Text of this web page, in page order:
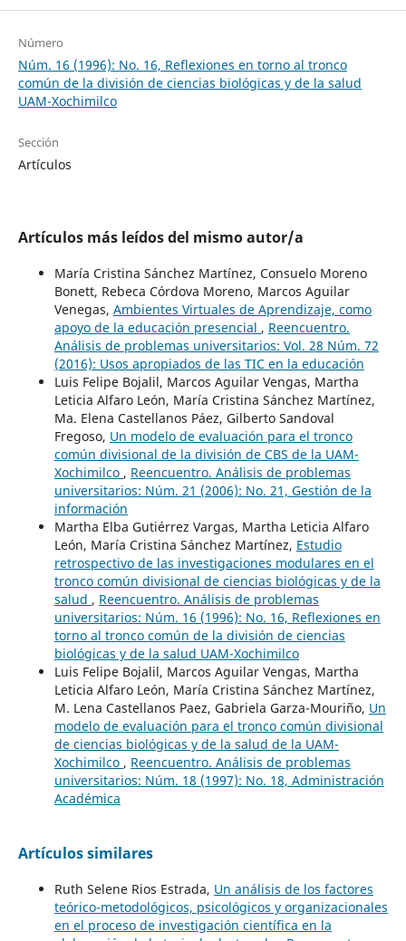
Número
Núm. 16 (1996): No. 16, Reflexiones en torno al tronco
común de la división de ciencias biológicas y de la salud
UAM-Xochimilco
Sección
Artículos
Artículos más leídos del mismo autor/a
María Cristina Sánchez Martínez, Consuelo Moreno
Bonett, Rebeca Córdova Moreno, Marcos Aguilar
Venegas, Ambientes Virtuales de Aprendizaje, como
apoyo de la educación presencial , Reencuentro.
Análisis de problemas universitarios: Vol. 28 Núm. 72
(2016): Usos apropiados de las TIC en la educación
Luis Felipe Bojalil, Marcos Aguilar Vengas, Martha
Leticia Alfaro León, María Cristina Sánchez Martínez,
Ma. Elena Castellanos Páez, Gilberto Sandoval
Fregoso, Un modelo de evaluación para el tronco
común divisional de la división de CBS de la UAM-
Xochimilco , Reencuentro. Análisis de problemas
universitarios: Núm. 21 (2006): No. 21, Gestión de la
información
Martha Elba Gutiérrez Vargas, Martha Leticia Alfaro
León, María Cristina Sánchez Martínez, Estudio
retrospectivo de las investigaciones modulares en el
tronco común divisional de ciencias biológicas y de la
salud , Reencuentro. Análisis de problemas
universitarios: Núm. 16 (1996): No. 16, Reflexiones en
torno al tronco común de la división de ciencias
biológicas y de la salud UAM-Xochimilco
Luis Felipe Bojalil, Marcos Aguilar Vengas, Martha
Leticia Alfaro León, María Cristina Sánchez Martínez,
M. Lena Castellanos Paez, Gabriela Garza-Mouriño, Un
modelo de evaluación para el tronco común divisional
de ciencias biológicas y de la salud de la UAM-
Xochimilco , Reencuentro. Análisis de problemas
universitarios: Núm. 18 (1997): No. 18, Administración
Académica
Artículos similares
Ruth Selene Rios Estrada, Un análisis de los factores
teórico-metodológicos, psicológicos y organizacionales
en el proceso de investigación científica en la